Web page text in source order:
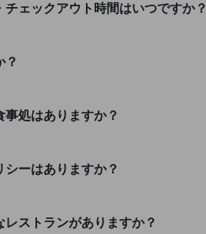
ェックアウト時間はいつですか？
処はありますか？
ーはありますか？
ストランがありますか？